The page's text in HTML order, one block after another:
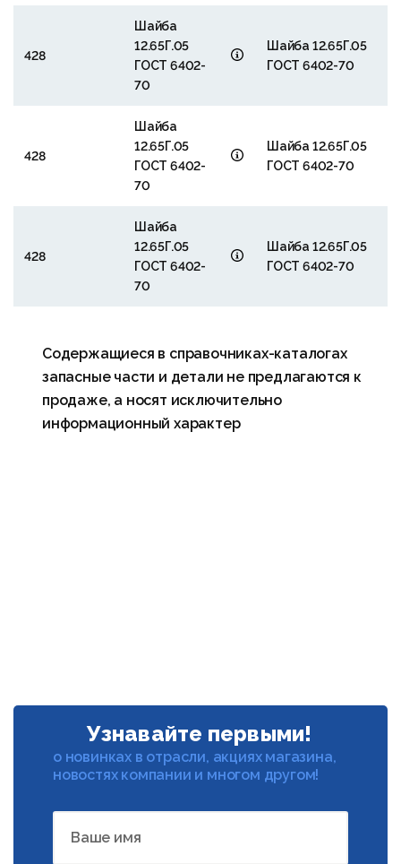
428
Шайба
12.65Г.05
ГОСТ 6402-
70
Шайба 12.65Г.05
ГОСТ 6402-70
428
Шайба
12.65Г.05
ГОСТ 6402-
70
Шайба 12.65Г.05
ГОСТ 6402-70
428
Шайба
12.65Г.05
ГОСТ 6402-
70
Шайба 12.65Г.05
ГОСТ 6402-70
Содержащиеся в справочниках-каталогах
запасные части и детали не предлагаются к
продаже, а носят исключительно
информационный характер
Узнавайте первыми!
о новинках в отрасли, акциях магазина,
новостях компании и многом другом!
Ваше имя